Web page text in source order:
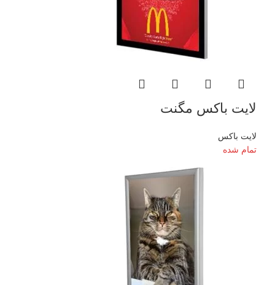
لایت باکس مگنت
لایت باکس
تمام شده